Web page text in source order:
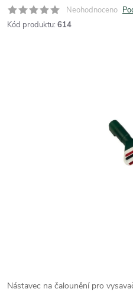
Neohodnoceno
Kód produktu: 614
Nástavec na čalounění pro